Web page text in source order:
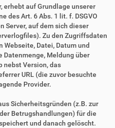
erhebt auf Grundlage unserer
des Art. 6 Abs. 1 lit. f. DSGVO
Server, auf dem sich dieser
Zu den Zugriffsdaten
Datei, Datum und
Datenmenge, Meldung über
nebst Version, das
URL (die zuvor besuchte
Provider.
Sicherheitsgründen (z.B. zur
Betrugshandlungen) für die
und danach gelöscht.